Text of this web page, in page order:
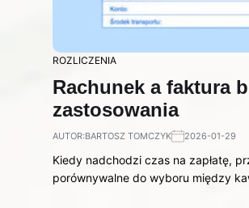
ROZLICZENIA
Rachunek a faktura
zastosowania
AUTOR:BARTOSZ TOMCZYK 2026-01-29
Kiedy nadchodzi czas na zapłatę,
porównywalne do wyboru między